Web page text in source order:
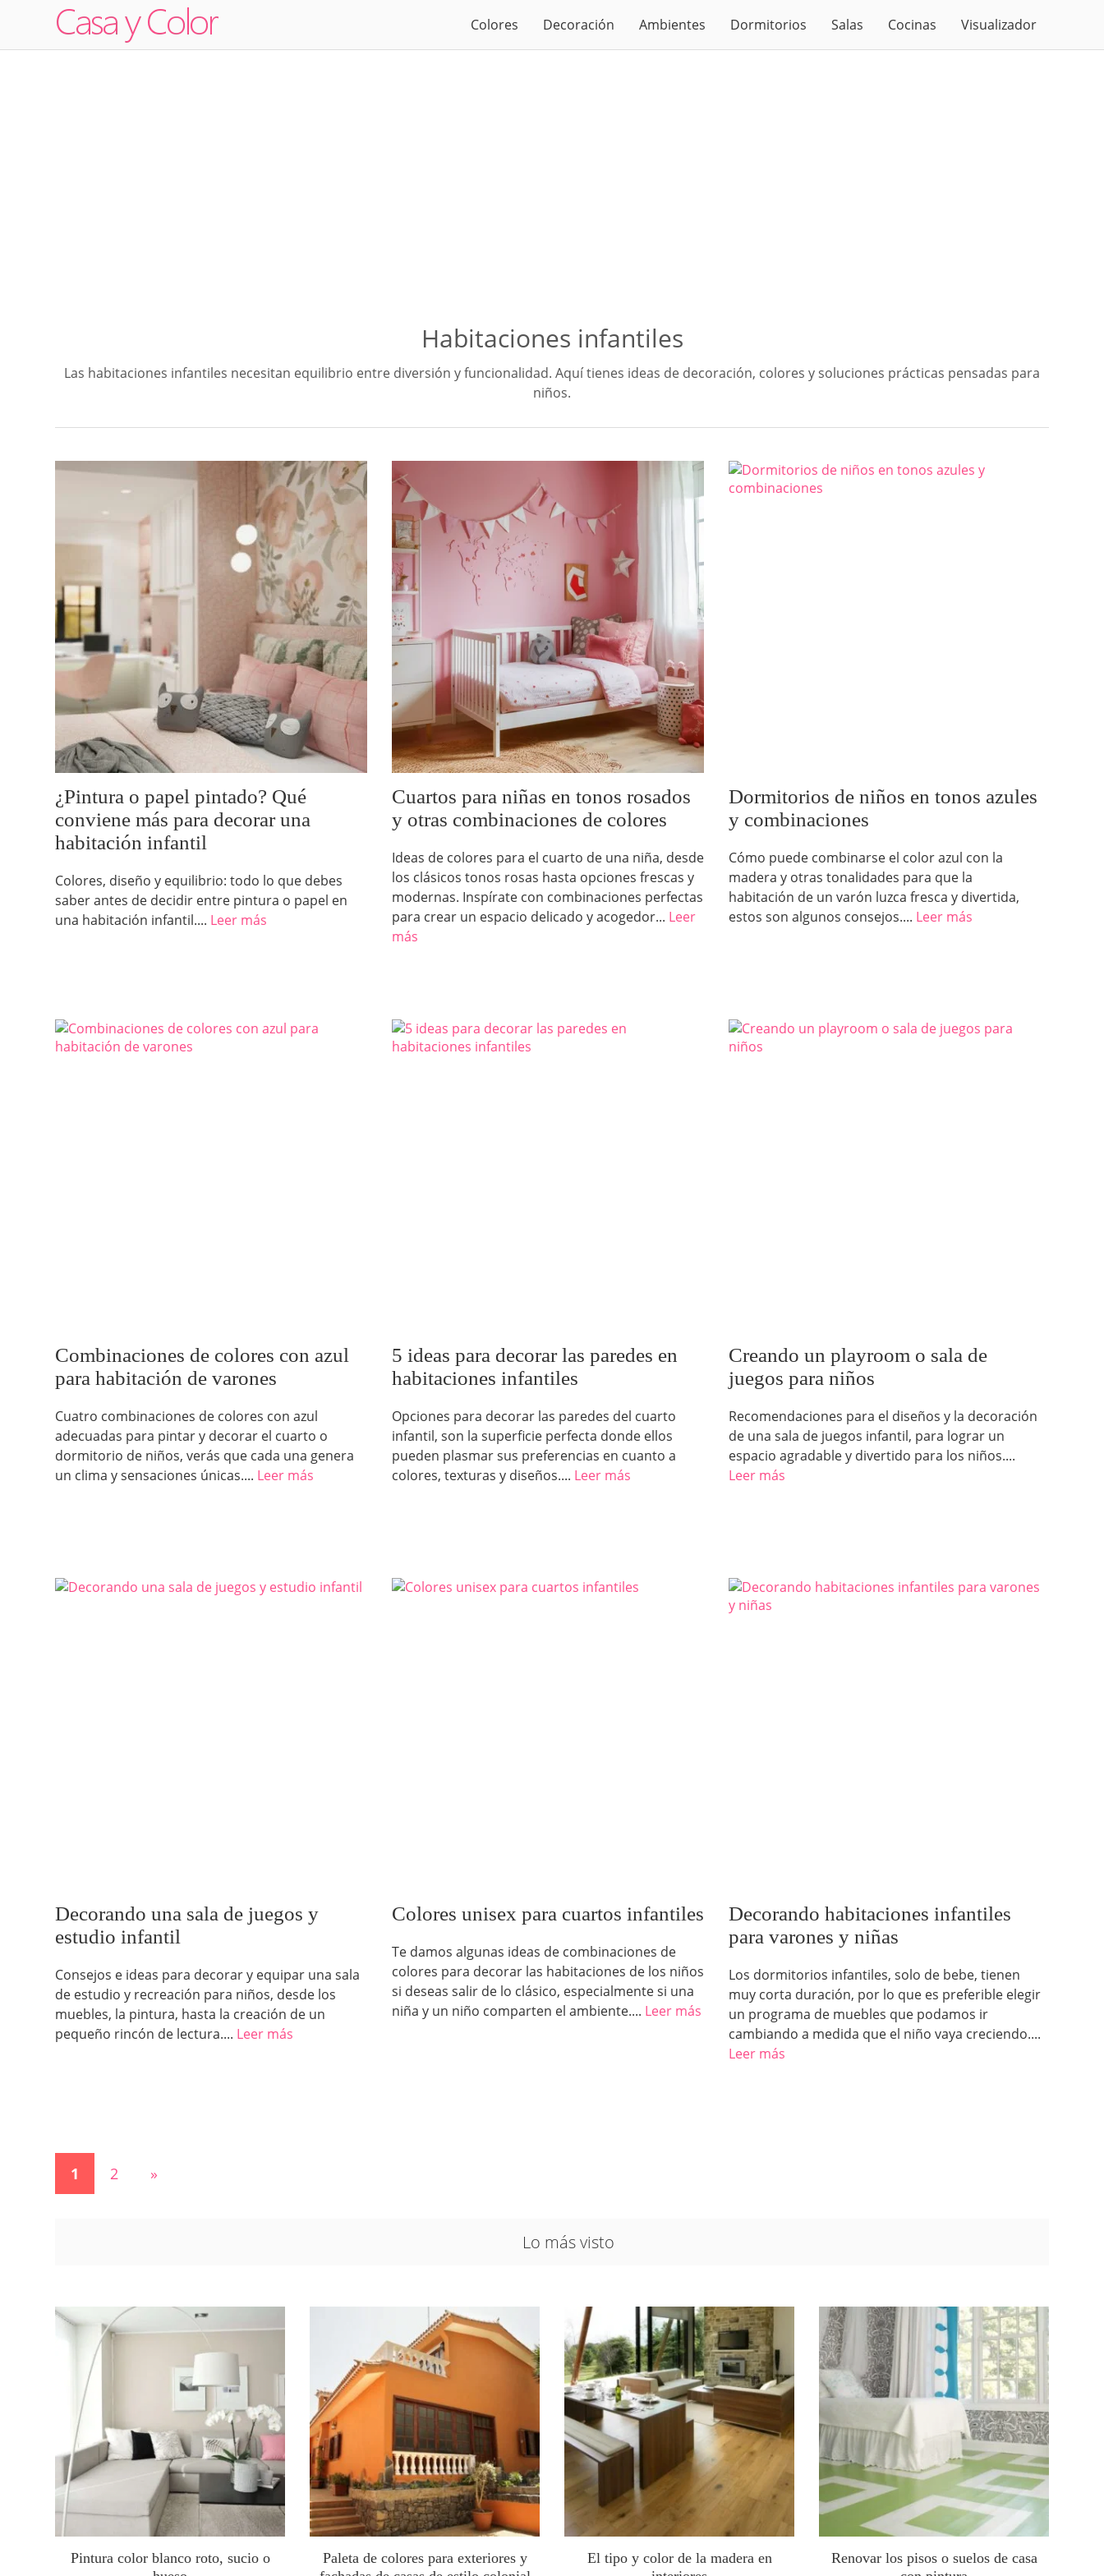
Colores Decoración Ambientes Dormitorios Salas Cocinas Visualizador
Habitaciones infantiles
Las habitaciones infantiles necesitan equilibrio entre diversión y funcionalidad. Aquí tienes ideas de decoración, colores y soluciones prácticas pensadas para
niños.
¿Pintura o papel pintado? Qué
conviene más para decorar una
habitación infantil
Colores, diseño y equilibrio: todo lo que debes
saber antes de decidir entre pintura o papel en
una habitación infantil.... Leer más
Cuartos para niñas en tonos rosados
y otras combinaciones de colores
Ideas de colores para el cuarto de una niña, desde
los clásicos tonos rosas hasta opciones frescas y
modernas. Inspírate con combinaciones perfectas
para crear un espacio delicado y acogedor... Leer
más
Dormitorios de niños en tonos azules
y combinaciones
Cómo puede combinarse el color azul con la
madera y otras tonalidades para que la
habitación de un varón luzca fresca y divertida,
estos son algunos consejos.... Leer más
Combinaciones de colores con azul
para habitación de varones
Cuatro combinaciones de colores con azul
adecuadas para pintar y decorar el cuarto o
dormitorio de niños, verás que cada una genera
un clima y sensaciones únicas.... Leer más
5 ideas para decorar las paredes en
habitaciones infantiles
Opciones para decorar las paredes del cuarto
infantil, son la superficie perfecta donde ellos
pueden plasmar sus preferencias en cuanto a
colores, texturas y diseños.... Leer más
Creando un playroom o sala de
juegos para niños
Recomendaciones para el diseños y la decoración
de una sala de juegos infantil, para lograr un
espacio agradable y divertido para los niños....
Leer más
Decorando una sala de juegos y
estudio infantil
Consejos e ideas para decorar y equipar una sala
de estudio y recreación para niños, desde los
muebles, la pintura, hasta la creación de un
pequeño rincón de lectura.... Leer más
Colores unisex para cuartos infantiles
Te damos algunas ideas de combinaciones de
colores para decorar las habitaciones de los niños
si deseas salir de lo clásico, especialmente si una
niña y un niño comparten el ambiente.... Leer más
Decorando habitaciones infantiles
para varones y niñas
Los dormitorios infantiles, solo de bebe, tienen
muy corta duración, por lo que es preferible elegir
un programa de muebles que podamos ir
cambiando a medida que el niño vaya creciendo....
Leer más
1 2 »
Lo más visto
Pintura color blanco roto, sucio o
Paleta de colores para exteriores y
El tipo y color de la madera en
Renovar los pisos o suelos de casa